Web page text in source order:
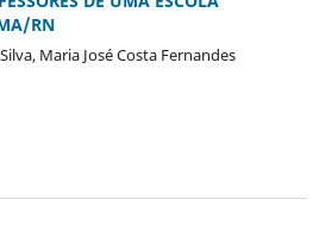
RN
Maria José Costa Fernandes